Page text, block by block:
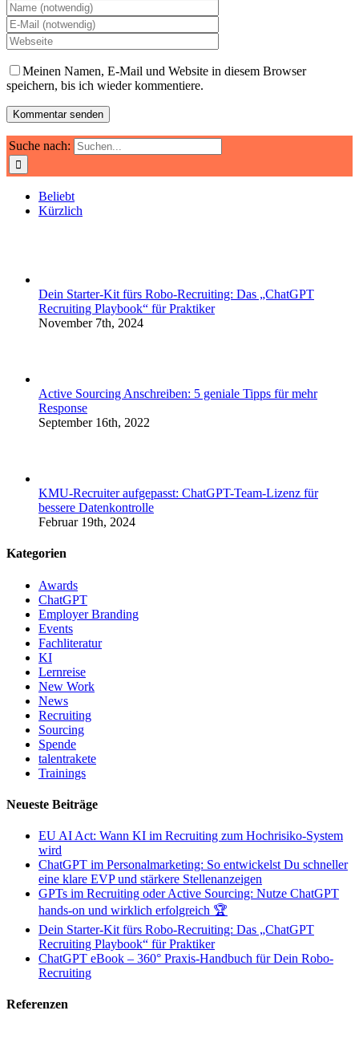
Meinen Namen, E-Mail und Website in diesem Browser
speichern, bis ich wieder kommentiere.
Suche nach:
Beliebt
Kürzlich
Dein Starter-Kit fürs Robo-Recruiting: Das „ChatGPT
Recruiting Playbook“ für Praktiker
November 7th, 2024
Active Sourcing Anschreiben: 5 geniale Tipps für mehr
Response
September 16th, 2022
KMU-Recruiter aufgepasst: ChatGPT-Team-Lizenz für
bessere Datenkontrolle
Februar 19th, 2024
Kategorien
Awards
ChatGPT
Employer Branding
Events
Fachliteratur
KI
Lernreise
New Work
News
Recruiting
Sourcing
Spende
talentrakete
Trainings
Neueste Beiträge
EU AI Act: Wann KI im Recruiting zum Hochrisiko-System
wird
ChatGPT im Personalmarketing: So entwickelst Du schneller
eine klare EVP und stärkere Stellenanzeigen
GPTs im Recruiting oder Active Sourcing: Nutze ChatGPT
hands-on und wirklich erfolgreich 🏆
Dein Starter-Kit fürs Robo-Recruiting: Das „ChatGPT
Recruiting Playbook“ für Praktiker
ChatGPT eBook – 360° Praxis-Handbuch für Dein Robo-
Recruiting
Referenzen